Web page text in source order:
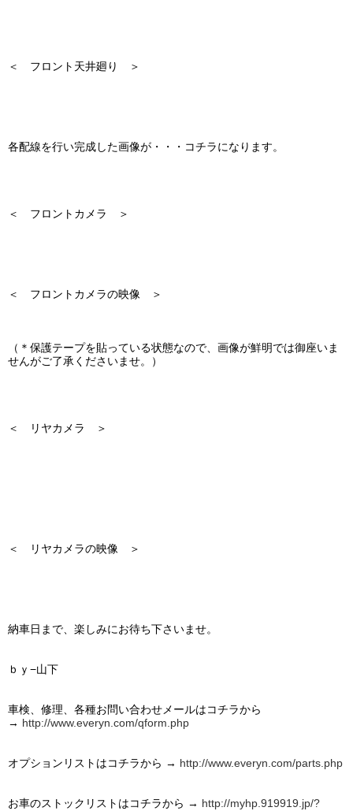
＜ フロント天井廻り ＞
各配線を行い完成した画像が・・・コチラになります。
＜ フロントカメラ ＞
＜ フロントカメラの映像 ＞
（＊保護テープを貼っている状態なので、画像が鮮明では御座いま
せんがご了承くださいませ。）
＜ リヤカメラ ＞
＜ リヤカメラの映像 ＞
納車日まで、楽しみにお待ち下さいませ。
ｂｙ−山下
車検、修理、各種お問い合わせメールはコチラから
→ http://www.everyn.com/qform.php
オプションリストはコチラから → http://www.everyn.com/parts.php
お車のストックリストはコチラから → http://myhp.919919.jp/?